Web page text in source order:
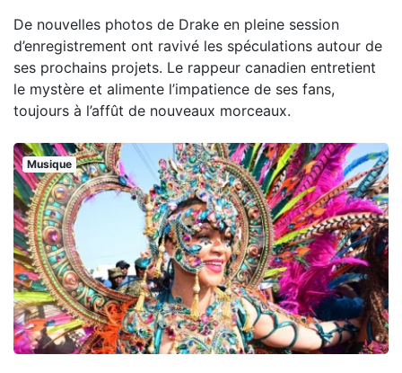
De nouvelles photos de Drake en pleine session
d’enregistrement ont ravivé les spéculations autour de
ses prochains projets. Le rappeur canadien entretient
le mystère et alimente l’impatience de ses fans,
toujours à l’affût de nouveaux morceaux.
Musique